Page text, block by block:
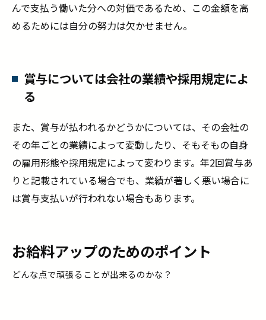
んで支払う働いた分への対価であるため、この金額を高
めるためには自分の努力は欠かせません。
賞与については会社の業績や採用規定によ
る
また、賞与が払われるかどうかについては、その会社の
その年ごとの業績によって変動したり、そもそもの自身
の雇用形態や採用規定によって変わります。年2回賞与あ
りと記載されている場合でも、業績が著しく悪い場合に
は賞与支払いが行われない場合もあります。
お給料アップのためのポイント
どんな点で頑張ることが出来るのかな？